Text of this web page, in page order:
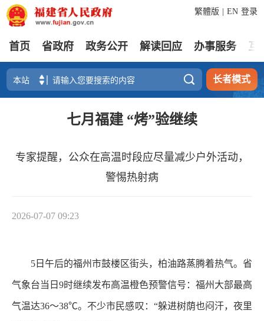
登录
繁體版 EN
首页 省政府 政务公开 解读回应 办事服务 互
 长者模式
七月福建 “烤”验继续
专家提醒，公众在高温时段应尽量减少户外活动，
警惕热射病
2026-07-07 09:23
5日午后的福州市鼓楼区街头，柏油路蒸腾着热气。省
气象台当日9时继续发布高温橙色预警信号：福州大部最高
气温达36～38℃。不少市民感叹：“躲进树荫也闷汗，夜里